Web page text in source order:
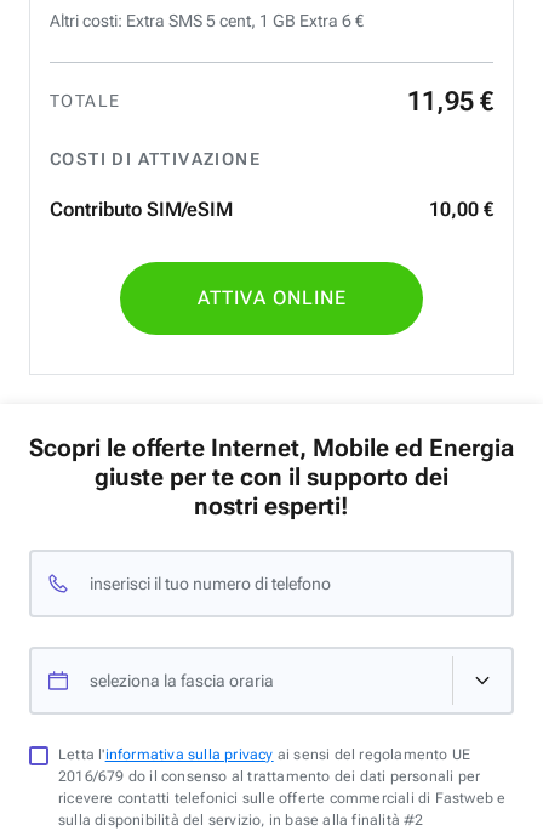
Altri costi: Extra SMS 5 cent, 1 GB Extra 6 €
TOTALE 11 ,95 €
COSTI DI ATTIVAZIONE
Contributo SIM/eSIM 10,00 €
ATTIVA ONLINE
Scopri le offerte Internet, Mobile ed Energia
giuste per te con il supporto dei
nostri esperti!
inserisci il tuo numero di telefono
seleziona la fascia oraria
Letta l'informativa sulla privacy ai sensi del regolamento UE
2016/679 do il consenso al trattamento dei dati personali per
ricevere contatti telefonici sulle offerte commerciali di Fastweb e
sulla disponibilità del servizio, in base alla finalità #2